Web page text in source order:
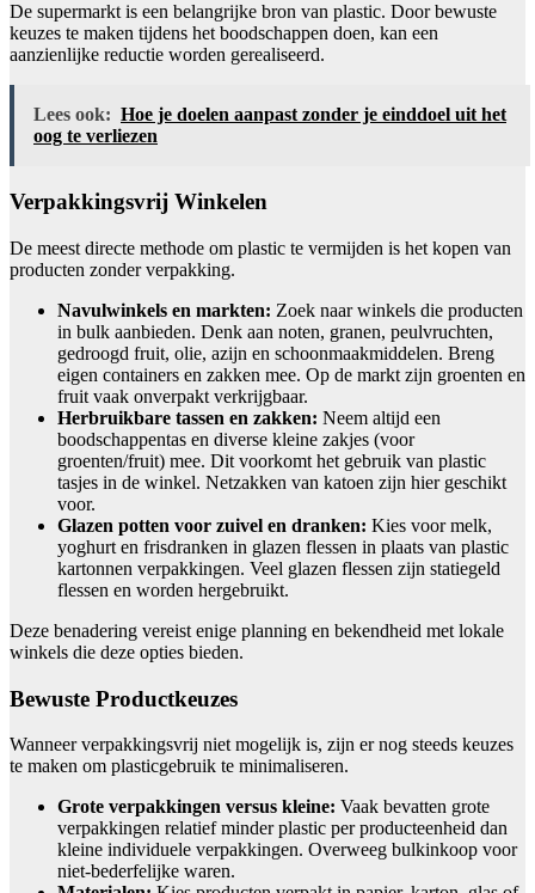
De supermarkt is een belangrijke bron van plastic. Door bewuste
keuzes te maken tijdens het boodschappen doen, kan een
aanzienlijke reductie worden gerealiseerd.
Lees ook: Hoe je doelen aanpast zonder je einddoel uit het
oog te verliezen
Verpakkingsvrij Winkelen
De meest directe methode om plastic te vermijden is het kopen van
producten zonder verpakking.
Navulwinkels en markten: Zoek naar winkels die producten
in bulk aanbieden. Denk aan noten, granen, peulvruchten,
gedroogd fruit, olie, azijn en schoonmaakmiddelen. Breng
eigen containers en zakken mee. Op de markt zijn groenten en
fruit vaak onverpakt verkrijgbaar.
Herbruikbare tassen en zakken: Neem altijd een
boodschappentas en diverse kleine zakjes (voor
groenten/fruit) mee. Dit voorkomt het gebruik van plastic
tasjes in de winkel. Netzakken van katoen zijn hier geschikt
voor.
Glazen potten voor zuivel en dranken: Kies voor melk,
yoghurt en frisdranken in glazen flessen in plaats van plastic
kartonnen verpakkingen. Veel glazen flessen zijn statiegeld
flessen en worden hergebruikt.
Deze benadering vereist enige planning en bekendheid met lokale
winkels die deze opties bieden.
Bewuste Productkeuzes
Wanneer verpakkingsvrij niet mogelijk is, zijn er nog steeds keuzes
te maken om plasticgebruik te minimaliseren.
Grote verpakkingen versus kleine: Vaak bevatten grote
verpakkingen relatief minder plastic per producteenheid dan
kleine individuele verpakkingen. Overweeg bulkinkoop voor
niet-bederfelijke waren.